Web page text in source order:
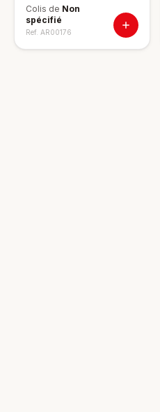
Colis de Non
spécifié
Ref. AR00176